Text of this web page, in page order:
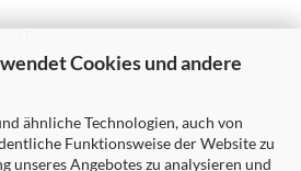
Cookies und andere
ähnliche Technologien, auch von
Funktionsweise der Website zu
unseres Angebotes zu analysieren und